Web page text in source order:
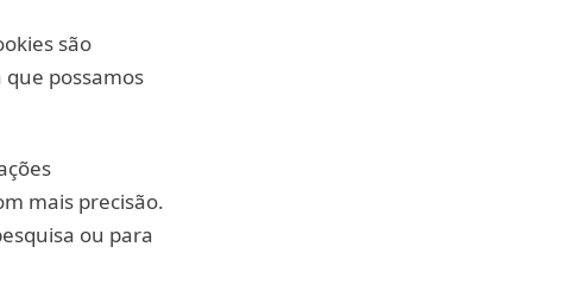
são
possamos
mais precisão.
ou para